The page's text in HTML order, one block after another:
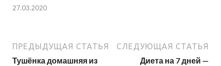
27.03.2020
ПРЕДЫДУЩАЯ СТАТЬЯ
Тушёнка домашняя из
СЛЕДУЮЩАЯ СТАТЬЯ
Диета на 7 дней —